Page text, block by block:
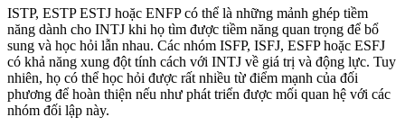
ISTP, ESTP ESTJ hoặc ENFP có thể là những mảnh ghép tiềm
năng dành cho INTJ khi họ tìm được tiềm năng quan trọng để bổ
sung và học hỏi lẫn nhau. Các nhóm ISFP, ISFJ, ESFP hoặc ESFJ
có khả năng xung đột tính cách với INTJ về giá trị và động lực. Tuy
nhiên, họ có thể học hỏi được rất nhiều từ điểm mạnh của đối
phương để hoàn thiện nếu như phát triển được mối quan hệ với các
nhóm đối lập này.